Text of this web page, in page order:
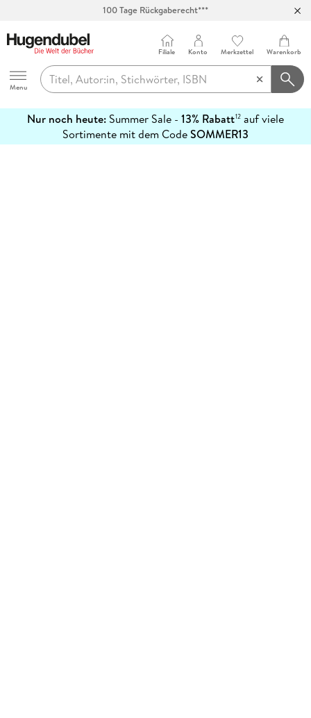
100 Tage Rückgaberecht***
Hugendubel
Menu
Filiale Konto Merkzettel Warenkorb
Nur noch heute: Summer Sale - 13% Rabatt12 auf viele
Sortimente mit dem CodeSOMMER13
erfahren